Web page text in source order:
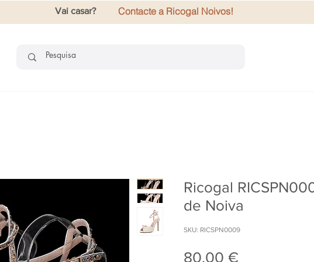
Vai casar? Contacte a Ricogal Noivos!
Ricogal
de Noiva
SKU: RICSPN0009
80,00 €